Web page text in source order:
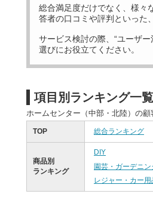
総合満足度だけでなく、様々
答者の口コミや評判といった
サービス検討の際、“ユーザ
選びにお役立てください。
項目別ランキング一覧
ホームセンター（中部・北陸）の
TOP 総合ランキング
商品別
ランキング
DIY
園芸・ガーデニン
レジャー・カー用